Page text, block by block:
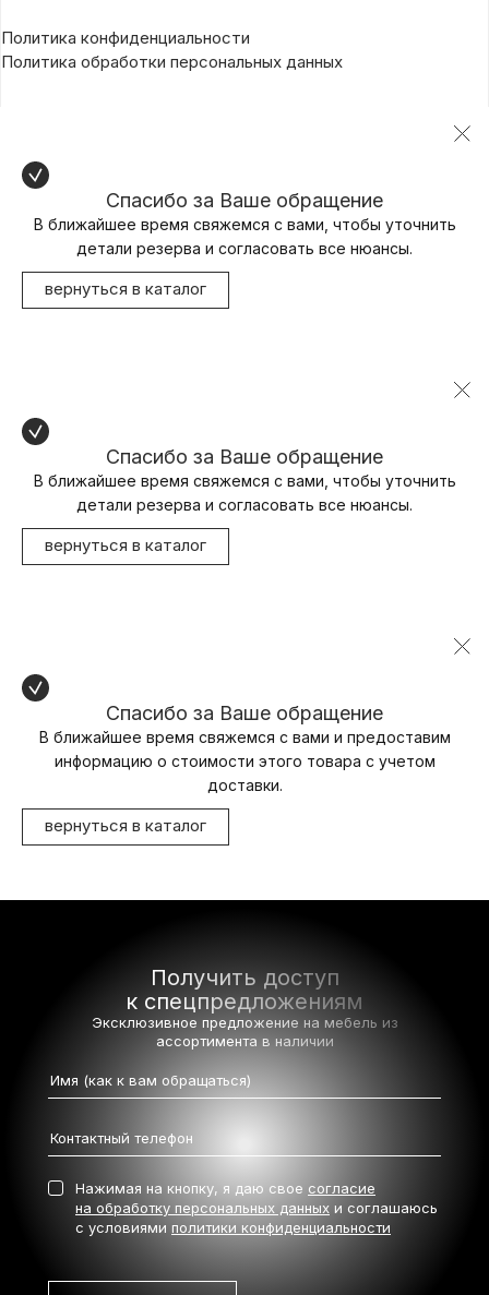
Политика конфиденциальности
Политика обработки персональных данных
Спасибо за Ваше обращение
В ближайшее время свяжемся с вами, чтобы уточнить
детали резерва и согласовать все нюансы.
вернуться в каталог
Спасибо за Ваше обращение
В ближайшее время свяжемся с вами, чтобы уточнить
детали резерва и согласовать все нюансы.
вернуться в каталог
Спасибо за Ваше обращение
В ближайшее время свяжемся с вами и предоставим
информацию о стоимости этого товара с учетом
доставки.
вернуться в каталог
Получить доступ
к спецпредложениям
Эксклюзивное предложение на мебель из
ассортимента в наличии
Нажимая на кнопку, я даю свое согласие
на обработку персональных данных и соглашаюсь
с условиями политики конфиденциальности